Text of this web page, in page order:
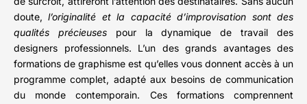
doute,l’originalité et la capacité d’improvisation sont des
qualités précieusespour la dynamique de travail des
designers professionnels. L’un des grands avantages des
formations de graphisme est qu’elles vous donnent accès à un
programme complet, adapté aux besoins de communication
du monde contemporain. Ces formations comprennent